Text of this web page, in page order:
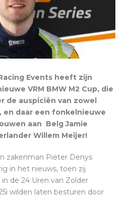
Events heeft zijn
VRM BMW M2 Cup, die
de auspiciën van zowel
en daar een fonkelnieuwe
aan Belg Jamie
Willem Meijer!
zakenman Pieter Denys
in het nieuws, toen zij
de 24 Uren van Zolder
wilden laten besturen door